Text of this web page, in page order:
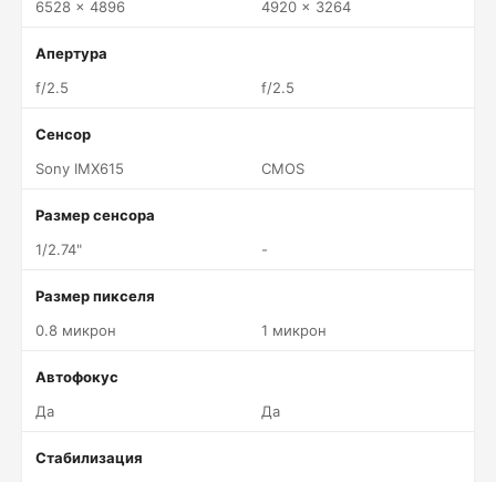
6528 x 4896 4920 x 3264
Апертура
f/2.5
f/2.5
Сенсор
Sony IMX615
CMOS
Размер сенсора
1/2.74"
-
Размер пикселя
0.8 микрон
1 микрон
Автофокус
Да
Да
Стабилизация